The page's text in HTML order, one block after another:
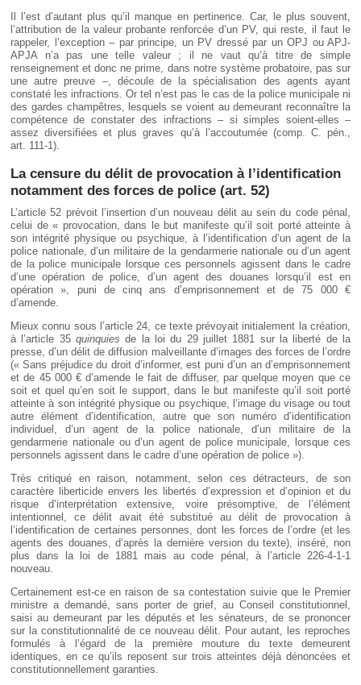
Il l’est d’autant plus qu’il manque en pertinence. Car, le plus souvent,
l’attribution de la valeur probante renforcée d’un PV, qui reste, il faut le
rappeler, l’exception – par principe, un PV dressé par un OPJ ou APJ-
APJA n’a pas une telle valeur ; il ne vaut qu’à titre de simple
renseignement et donc ne prime, dans notre système probatoire, pas sur
une autre preuve –, découle de la spécialisation des agents ayant
constaté les infractions. Or tel n’est pas le cas de la police municipale ni
des gardes champêtres, lesquels se voient au demeurant reconnaître la
compétence de constater des infractions – si simples soient-elles –
assez diversifiées et plus graves qu’à l’accoutumée (comp. C. pén.,
art. 111-1).
La censure du délit de provocation à l’identification
notamment des forces de police (art. 52)
L’article 52 prévoit l’insertion d’un nouveau délit au sein du code pénal,
celui de « provocation, dans le but manifeste qu’il soit porté atteinte à
son intégrité physique ou psychique, à l’identification d’un agent de la
police nationale, d’un militaire de la gendarmerie nationale ou d’un agent
de la police municipale lorsque ces personnels agissent dans le cadre
d’une opération de police, d’un agent des douanes lorsqu’il est en
opération », puni de cinq ans d’emprisonnement et de 75 000 €
d’amende.
Mieux connu sous l’article 24, ce texte prévoyait initialement la création,
à l’article 35 quinquies de la loi du 29 juillet 1881 sur la liberté de la
presse, d’un délit de diffusion malveillante d’images des forces de l’ordre
(« Sans préjudice du droit d’informer, est puni d’un an d’emprisonnement
et de 45 000 € d’amende le fait de diffuser, par quelque moyen que ce
soit et quel qu’en soit le support, dans le but manifeste qu’il soit porté
atteinte à son intégrité physique ou psychique, l’image du visage ou tout
autre élément d’identification, autre que son numéro d’identification
individuel, d’un agent de la police nationale, d’un militaire de la
gendarmerie nationale ou d’un agent de police municipale, lorsque ces
personnels agissent dans le cadre d’une opération de police »).
Très critiqué en raison, notamment, selon ces détracteurs, de son
caractère liberticide envers les libertés d’expression et d’opinion et du
risque d’interprétation extensive, voire présomptive, de l’élément
intentionnel, ce délit avait été substitué au délit de provocation à
l’identification de certaines personnes, dont les forces de l’ordre (et les
agents des douanes, d’après la dernière version du texte), inséré, non
plus dans la loi de 1881 mais au code pénal, à l’article 226-4-1-1
nouveau.
Certainement est-ce en raison de sa contestation suivie que le Premier
ministre a demandé, sans porter de grief, au Conseil constitutionnel,
saisi au demeurant par les députés et les sénateurs, de se prononcer
sur la constitutionnalité de ce nouveau délit. Pour autant, les reproches
formulés à l’égard de la première mouture du texte demeurent
identiques, en ce qu’ils reposent sur trois atteintes déjà dénoncées et
constitutionnellement garanties.